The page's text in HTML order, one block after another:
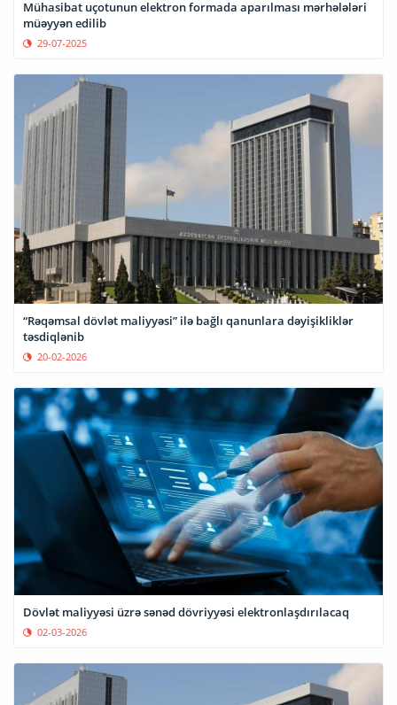
Mühasibat uçotunun elektron formada aparılması mərhələləri
müəyyən edilib
29-07-2025
“Rəqəmsal dövlət maliyyəsi” ilə bağlı qanunlara dəyişikliklər
təsdiqlənib
20-02-2026
Dövlət maliyyəsi üzrə sənəd dövriyyəsi elektronlaşdırılacaq
02-03-2026